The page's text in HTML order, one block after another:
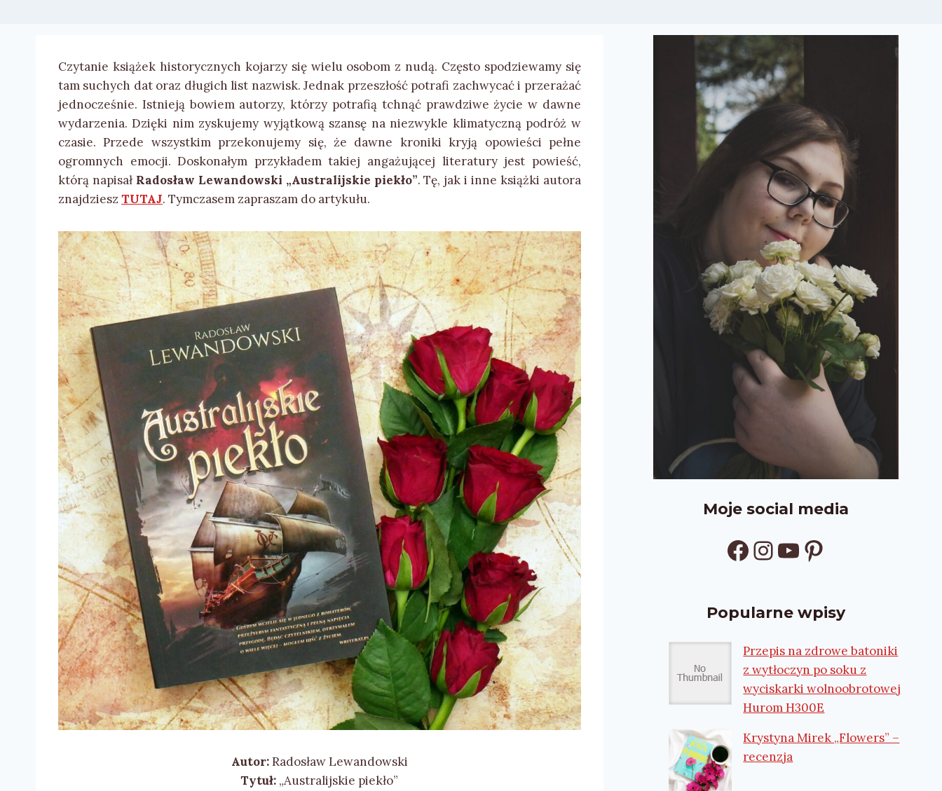
Czytanie książek historycznych kojarzy się wielu osobom z nudą. Często spodziewamy się
tam suchych dat oraz długich list nazwisk. Jednak przeszłość potrafi zachwycać i przerażać
jednocześnie. Istnieją bowiem autorzy, którzy potrafią tchnąć prawdziwe życie w dawne
wydarzenia. Dzięki nim zyskujemy wyjątkową szansę na niezwykle klimatyczną podróż w
czasie. Przede wszystkim przekonujemy się, że dawne kroniki kryją opowieści pełne
ogromnych emocji. Doskonałym przykładem takiej angażującej literatury jest powieść,
którą napisał Radosław Lewandowski „Australijskie piekło”. Tę, jak i inne książki autora
znajdziesz TUTAJ. Tymczasem zapraszam do artykułu.
Autor:Radosław Lewandowski
Tytuł: „Australijskie piekło”
Moje social media
Facebook
Instagram
YouTube
Pinterest
Popularne wpisy
Przepis na zdrowe batoniki
z wytłoczyn po soku z
wyciskarki wolnoobrotowej
Hurom H300E
Krystyna Mirek „Flowers” –
recenzja